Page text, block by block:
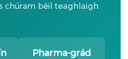
chúram béil teaghlaigh
Pharma-grád